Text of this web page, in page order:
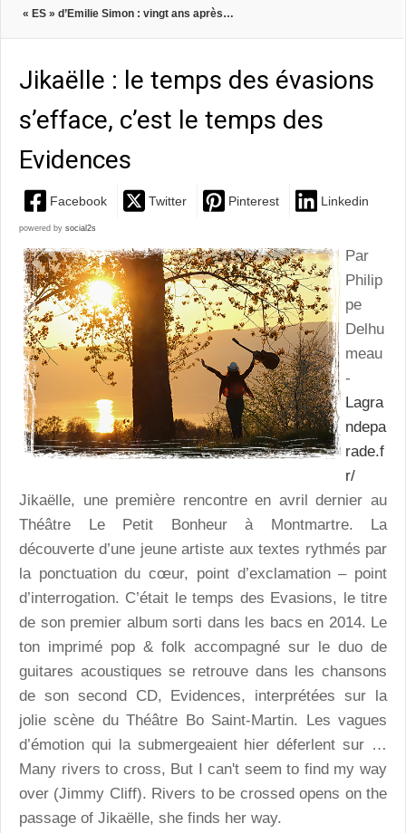
« ES » d’Emilie Simon : vingt ans après…
Jikaëlle : le temps des évasions
s’efface, c’est le temps des
Evidences
Facebook Twitter Pinterest Linkedin
powered by social2s
Par
Philip
pe
Delhu
meau
-
Lagra
ndepa
rade.f
r/
Jikaëlle, une première rencontre en avril dernier au
Théâtre Le Petit Bonheur à Montmartre. La
découverte d’une jeune artiste aux textes rythmés par
la ponctuation du cœur, point d’exclamation – point
d’interrogation. C’était le temps des Evasions, le titre
de son premier album sorti dans les bacs en 2014. Le
ton imprimé pop & folk accompagné sur le duo de
guitares acoustiques se retrouve dans les chansons
de son second CD, Evidences, interprétées sur la
jolie scène du Théâtre Bo Saint-Martin. Les vagues
d’émotion qui la submergeaient hier déferlent sur …
Many rivers to cross, But I can't seem to find my way
over (Jimmy Cliff). Rivers to be crossed opens on the
passage of Jikaëlle, she finds her way.